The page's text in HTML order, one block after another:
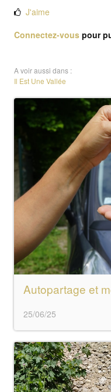
J'aime
Connectez-vous pour
A voir aussi dans :
Il Est Une Vallée
Autopartage et
25/06/25